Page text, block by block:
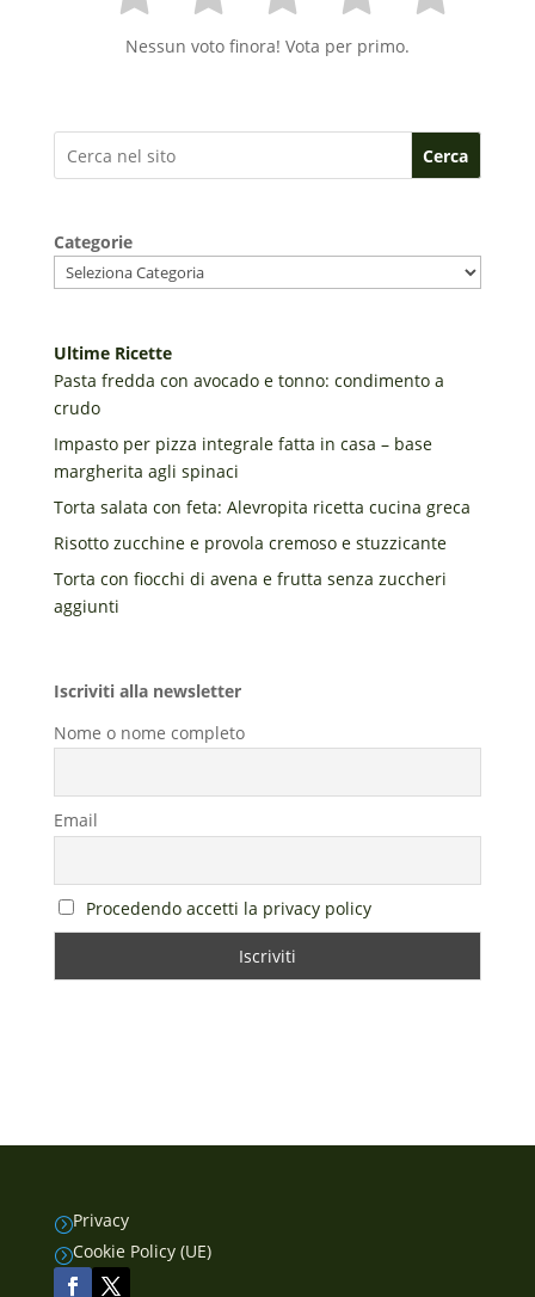
Nessun voto finora! Vota per primo.
Cerca
Categorie
Ultime Ricette
Pasta fredda con avocado e tonno: condimento a
crudo
Impasto per pizza integrale fatta in casa – base
margherita agli spinaci
Torta salata con feta: Alevropita ricetta cucina greca
Risotto zucchine e provola cremoso e stuzzicante
Torta con fiocchi di avena e frutta senza zuccheri
aggiunti
Iscriviti alla newsletter
Nome o nome completo
Email
Procedendo accetti la privacy policy
=Privacy
=Cookie Policy (UE)